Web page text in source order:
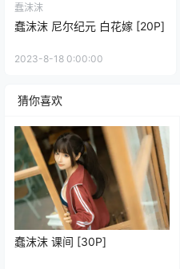
蠢沫沫
蠢沫沫 尼尔纪元 白花嫁 [20P]
2023-8-18 0:00:00
猜你喜欢
蠢沫沫 课间 [30P]